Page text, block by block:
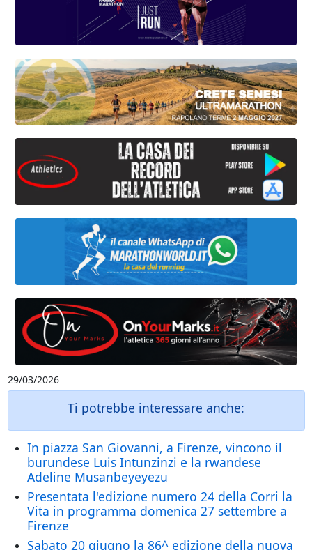
29/03/2026
Ti potrebbe interessare anche:
In piazza San Giovanni, a Firenze, vincono il
burundese Luis Intunzinzi e la rwandese
Adeline Musanbeyeyezu
Presentata l'edizione numero 24 della Corri la
Vita in programma domenica 27 settembre a
Firenze
Sabato 20 giugno la 86^ edizione della nuova